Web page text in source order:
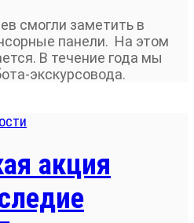
смогли заметить в
панели. На этом
В течение года мы
экскурсовода.
акция